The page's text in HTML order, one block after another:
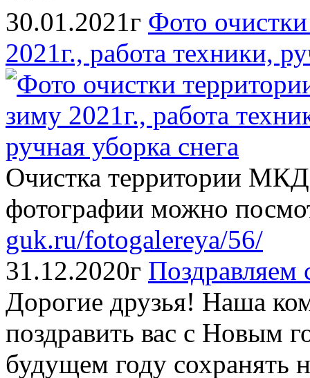
30.01.2021г Фото
2021г., работа техники,
Очистка территории МКД
фотографии можно
guk.ru/fotogalereya/56/
31.12.2020г
Дорогие друзья! Наша
поздравить вас с Новым
будущем году сохранять